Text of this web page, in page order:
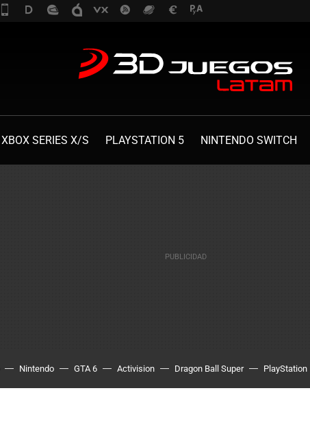
XBOX SERIES X/S PLAYSTATION 5 NINTENDO SWITCH
Nintendo GTA 6 Activision Dragon Ball Super PlayStation